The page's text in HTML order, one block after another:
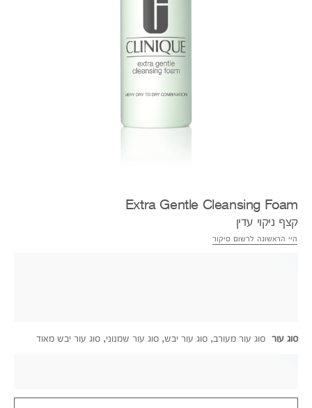
Extra Gentle Cleansing Foam
קצף ניקוי עדין
היי הראשונה לרשום סיקור
סוג עור סוג עור מעורב, סוג עור יבש, סוג עור שמנוני, סוג עור יבש מאוד